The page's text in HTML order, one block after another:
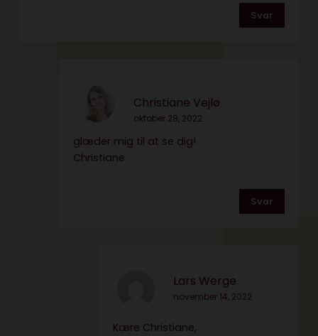
Svar
Christiane Vejlø
oktober 28, 2022
glæder mig til at se dig!
Christiane
Svar
Lars Werge
november 14, 2022
Kære Christiane,